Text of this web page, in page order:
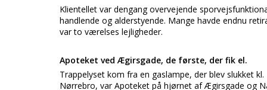
Klientellet var dengang overvejende
handlende og alderstyende. Mange havde endnu
var to værelses lejligheder.
Apoteket ved Ægirsgade, de første, der fik el.
Trappelyset kom fra en gaslampe, der blev slukket
Nørrebro, var Apoteket på hjørnet af Ægirsgade og